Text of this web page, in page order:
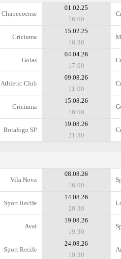
Chapecoense
01.02.25
16:00
Criciuma
15.02.25
16:30
Goias
04.04.26
17:00
Athletic Club
09.08.26
11:00
Criciuma
15.08.26
16:00
Botafogo SP
19.08.26
21:30
Vila Nova
08.08.26
16:00
Sport Recife
14.08.26
20:30
Avaí
19.08.26
19:30
Sport Recife
24.08.26
19:30